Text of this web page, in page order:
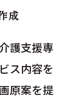
成
護支援専
ス内容を
原案を提